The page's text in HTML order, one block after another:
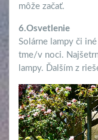
môže začať.
6.Osvetlenie
Solárne lampy či
tme/v noci.
lampy. Ďalším z